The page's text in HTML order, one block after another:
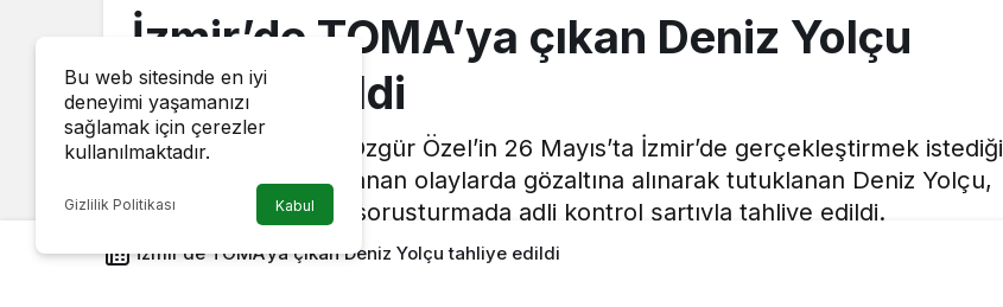
İzmir’de TOMA’ya çıkan Deniz Yolçu
tahliye edildi
CHP Grup Başkanı Özgür Özel’in 26 Mayıs’ta İzmir’de gerçekleştirmek istediği
miting sırasında yaşanan olaylarda gözaltına alınarak tutuklanan Deniz Yolçu,
hakkında yürütülen soruşturmada adli kontrol şartıyla tahliye edildi.
İzmir’de TOMA’ya çıkan Deniz Yolçu tahliye edildi
Bu web sitesinde en iyi
deneyimi yaşamanızı
sağlamak için çerezler
kullanılmaktadır.
Gizlilik Politikası Kabul